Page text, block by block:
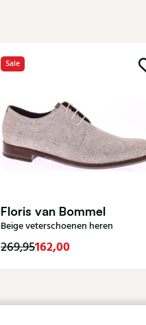
Sale
Floris van Bommel
Beige veterschoenen heren
269,95162,00